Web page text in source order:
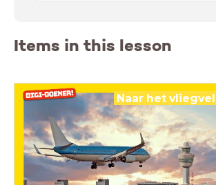
Items in this lesson
Naar het